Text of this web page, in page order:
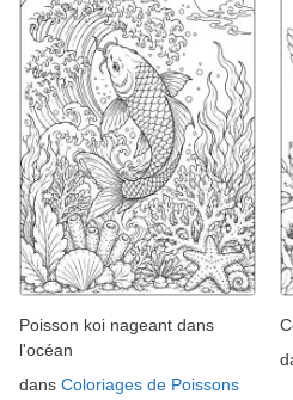
Poisson koi nageant dans
l'océan
dans Coloriages de Poissons